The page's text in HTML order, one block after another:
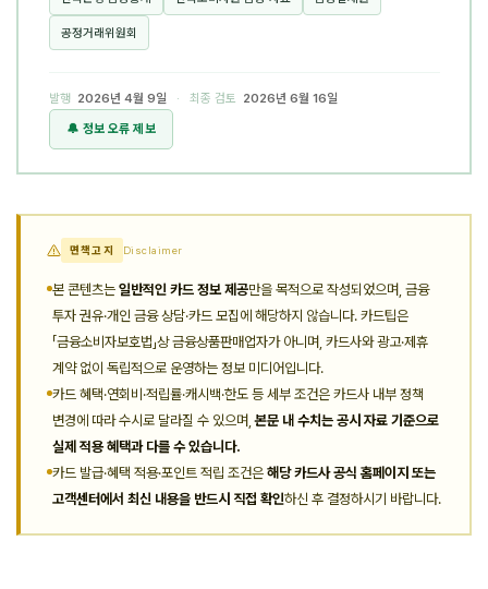
공정거래위원회
발행 2026년 4월 9일 · 최종 검토
2026년 6월 16일
🔔 정보 오류 제보
면책고지 Disclaimer
본 콘텐츠는 일반적인 카드 정보 제공만을 목적으로 작성되었으며, 금융
투자 권유·개인 금융 상담·카드 모집에 해당하지 않습니다. 카드팁은
「금융소비자보호법」상 금융상품판매업자가 아니며, 카드사와 광고·제휴
계약 없이 독립적으로 운영하는 정보 미디어입니다.
카드 혜택·연회비·적립률·캐시백·한도 등 세부 조건은 카드사 내부 정책
변경에 따라 수시로 달라질 수 있으며,본문 내 수치는 공시 자료 기준으로
실제 적용 혜택과 다를 수 있습니다.
카드 발급·혜택 적용·포인트 적립 조건은 해당 카드사 공식 홈페이지 또는
고객센터에서 최신 내용을 반드시 직접 확인하신 후 결정하시기 바랍니다.